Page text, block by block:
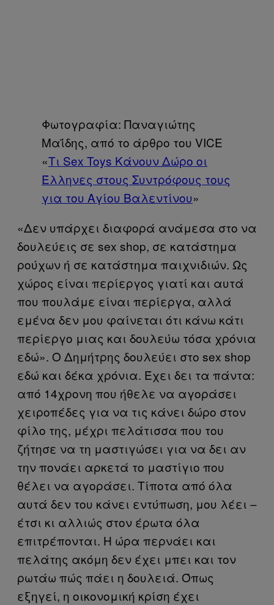
Φωτογραφία: Παναγιώτης
Μαΐδης, από το άρθρο του VICE
«Τι Sex Toys Κάνουν Δώρο οι
Έλληνες στους Συντρόφους τους
για του Αγίου Βαλεντίνου»
«Δεν υπάρχει διαφορά ανάμεσα στο να
δουλεύεις σε sex shop, σε κατάστημα
ρούχων ή σε κατάστημα παιχνιδιών. Ως
χώρος είναι περίεργος γιατί και αυτά
που πουλάμε είναι περίεργα, αλλά
εμένα δεν μου φαίνεται ότι κάνω κάτι
περίεργο μιας και δουλεύω τόσα χρόνια
εδώ». Ο Δημήτρης δουλεύει στο sex shop
εδώ και δέκα χρόνια. Έχει δει τα πάντα:
από 14χρονη που ήθελε να αγοράσει
χειροπέδες για να τις κάνει δώρο στον
φίλο της, μέχρι πελάτισσα που του
ζήτησε να τη μαστιγώσει για να δει αν
την πονάει αρκετά το μαστίγιο που
θέλει να αγοράσει. Τίποτα από όλα
αυτά δεν του κάνει εντύπωση, μου λέει –
έτσι κι αλλιώς στον έρωτα όλα
επιτρέπονται. Η ώρα περνάει και
πελάτης ακόμη δεν έχει μπει και τον
ρωτάω πώς πάει η δουλειά. Όπως
εξηγεί, η οικονομική κρίση έχει